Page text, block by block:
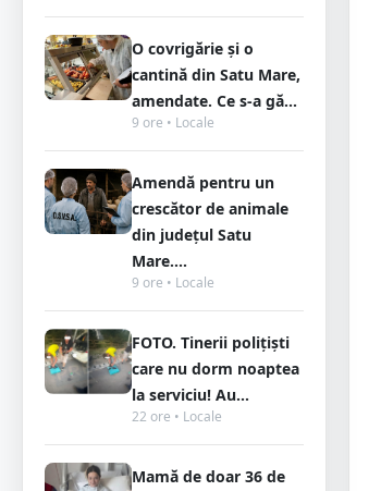
O covrigărie și o
cantină din Satu Mare,
amendate. Ce s-a gă...
9 ore • Locale
Amendă pentru un
crescător de animale
din județul Satu
Mare....
9 ore • Locale
FOTO. Tinerii polițiști
care nu dorm noaptea
la serviciu! Au...
22 ore • Locale
Mamă de doar 36 de